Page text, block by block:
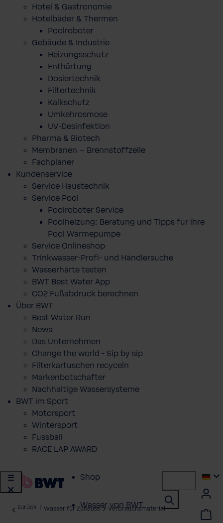
Hotel & Gastronomie
Hotelbäder & Thermen
Poolroboter
Gebäude & Industrie
Heizungsschutz
Enthärtung
Dosiertechnik
Filtertechnik
Kalkschutz
Umkehrosmose
UV-Desinfektion
Pharma & Biotech
Membranen – Brennstoffzelle
Fachplaner
Kundenservice
Service Haustechnik
Service Pool
Poolroboter Service
Poolheizung: Beratung und Tipps für ihre
Pool Wärmepumpe
Service Onlineshop
Trinkwasser-Profi- und Händlersuche
Wasserhärte testen
BWT Best Water App
CO2 Fußabdruck berechnen
Über BWT
Best Water Run
News
Das Unternehmen
Change the world - Sip by sip
Filterkartuschen recyceln
Markenbotschafter
Nachhaltige Wassersysteme
BWT im Sport
Motorsport
Wintersport
Fussball
RACE LAP AWARD
Shop
Wasser von BWT
zurück Wasser für Zuhause Verbrauchsmaterial